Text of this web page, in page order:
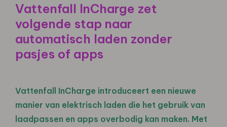
Vattenfall InCharge zet
volgende stap naar
automatisch laden zonder
pasjes of apps
Vattenfall InCharge introduceert een nieuwe
manier van elektrisch laden die het gebruik van
laadpassen en apps overbodig kan maken. Met